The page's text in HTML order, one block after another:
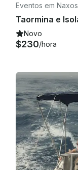
Eventos em Naxos
Novo
$230/hora